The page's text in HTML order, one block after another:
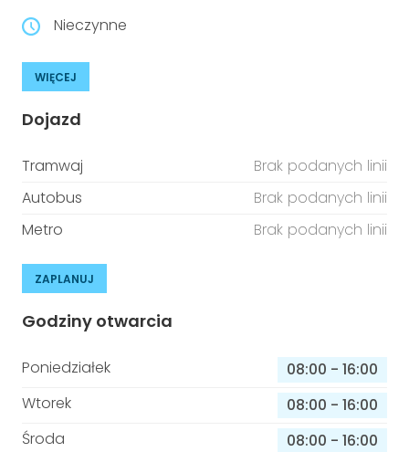
Nieczynne
WIĘCEJ
Dojazd
Tramwaj
Brak podanych linii
Autobus
Brak podanych linii
Metro
Brak podanych linii
ZAPLANUJ
Godziny otwarcia
Poniedziałek 08:00 - 16:00
Wtorek
08:00 - 16:00
Środa
08:00 - 16:00